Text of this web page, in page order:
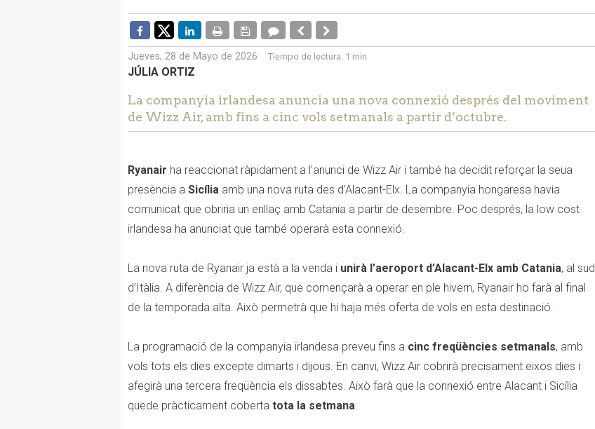
Jueves, 28 de Mayo de 2026 Tiempo de lectura: 1 min
JÚLIA ORTIZ
La companyia irlandesa anuncia una nova connexió després del moviment
de Wizz Air, amb fins a cinc vols setmanals a partir d’octubre.
Ryanair ha reaccionat ràpidament a l’anunci de Wizz Air i també ha decidit reforçar la seua
presència a Sicília amb una nova ruta des d’Alacant-Elx. La companyia hongaresa havia
comunicat que obriria un enllaç amb Catania a partir de desembre. Poc després, la low cost
irlandesa ha anunciat que també operarà esta connexió.
La nova ruta de Ryanair ja està a la venda i unirà l’aeroport d’Alacant-Elx amb Catania, al sud
d’Itàlia. A diferència de Wizz Air, que començarà a operar en ple hivern, Ryanair ho farà al final
de la temporada alta. Això permetrà que hi haja més oferta de vols en esta destinació.
La programació de la companyia irlandesa preveu fins a cinc freqüències setmanals, amb
vols tots els dies excepte dimarts i dijous. En canvi, Wizz Air cobrirà precisament eixos dies i
afegirà una tercera freqüència els dissabtes. Això farà que la connexió entre Alacant i Sicília
quede pràcticament coberta tota la setmana.